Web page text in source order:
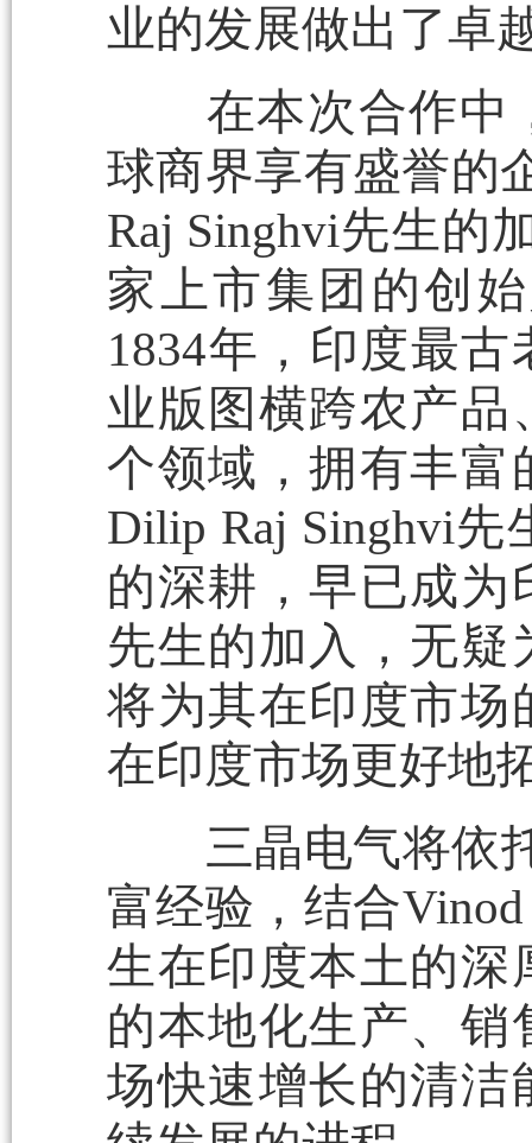
业的发展做出了卓
在本次合作中，
球商界享有盛誉的
Raj Singhvi先生的
家上市集团的创
1834年，印度最
业版图横跨农产品
个领域，拥有丰富
Dilip Raj Singhvi
的深耕，早已成
先生的加入，无
将为其在印度市场
在印度市场更好地
三晶电气将依托
富经验，结合
生在印度本土的深
的本地化生产、
场快速增长的清洁